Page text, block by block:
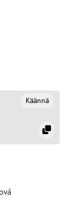
Käännä